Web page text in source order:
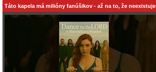
Táto kapela má milióny fanúšikov - až na to, že neexistuje